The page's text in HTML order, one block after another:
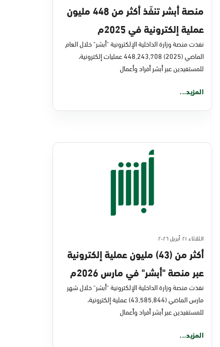
منصة أبشر تنفّذ أكثر من 448 مليون
عملية إلكترونية في 2025م
نفذت منصة وزارة الداخلية الإلكترونية "أبشر" خلال العام
الماضي (2025) 448,243,708 عمليات إلكترونية،
للمستفيدين عبر أبشر أفراد وأعمال
المزيد...
الثلاثاء ٢١ أبريل ٢٠٢٦
أكثر من (43) مليون عملية إلكترونية
عبر منصة "أبشر" في مارس 2026م
نفذت منصة وزارة الداخلية الإلكترونية "أبشر" خلال شهر
مارس الماضي (43,585,844) عملية إلكترونية،
للمستفيدين عبر أبشر أفراد وأعمال
المزيد...